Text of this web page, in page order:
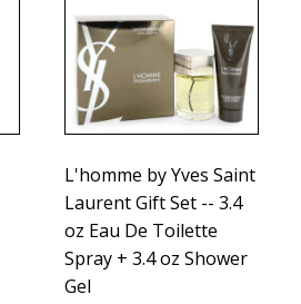
L'homme by Yves Saint
Laurent Gift Set -- 3.4
oz Eau De Toilette
Spray + 3.4 oz Shower
Gel